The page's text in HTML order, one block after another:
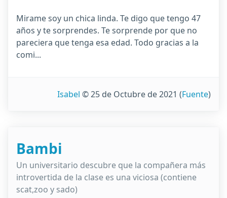
Mirame soy un chica linda. Te digo que tengo 47
años y te sorprendes. Te sorprende por que no
pareciera que tenga esa edad. Todo gracias a la
comi...
Isabel © 25 de Octubre de 2021 (Fuente)
Bambi
Un universitario descubre que la compañera más
introvertida de la clase es una viciosa (contiene
scat,zoo y sado)